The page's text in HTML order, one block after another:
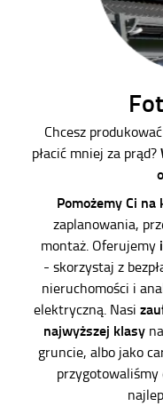
Chcesz
płacić mniej za prąd?
Pomożemy Ci
zaplanowania,
montaż. Oferujemy
- skorzystaj z
nieruchomości i
elektryczną. Nasi
najwyższej klasy
gruncie, albo jako
przygotowaliśmy